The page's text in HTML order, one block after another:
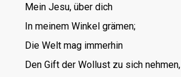
Mein Jesu, über dich
In meinem Winkel grämen;
Die Welt mag immerhin
Den Gift der Wollust zu sich nehmen,